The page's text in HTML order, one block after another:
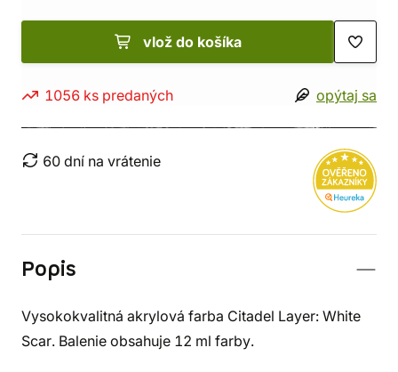
vlož do košíka
1056 ks predaných opýtaj sa
60 dní na vrátenie
Popis
Vysokokvalitná akrylová farba Citadel Layer: White
Scar. Balenie obsahuje 12 ml farby.